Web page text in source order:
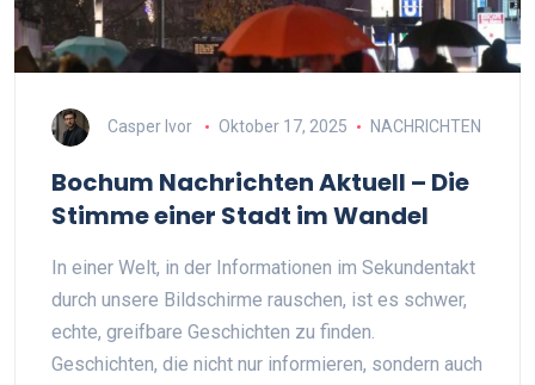
Casper Ivor Oktober 17, 2025 NACHRICHTEN
Bochum Nachrichten Aktuell – Die
Stimme einer Stadt im Wandel
In einer Welt, in der Informationen im Sekundentakt
durch unsere Bildschirme rauschen, ist es schwer,
echte, greifbare Geschichten zu finden.
Geschichten, die nicht nur informieren, sondern auch